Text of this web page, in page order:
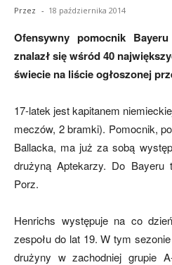
aktualności
(transfery,
mecze,
Przez - 18 października 2014
Ofensywny pomocnik
znalazł się wśród 40
świecie na liście ogłoszonej
17-latek jest kapitanem
meczów, 2 bramki). Pomocnik,
Ballacka, ma już za sobą
drużyną Aptekarzy. Do
Porz.
Henrichs występuje na co
zespołu do lat 19. W tym
drużyny w zachodniej grupie